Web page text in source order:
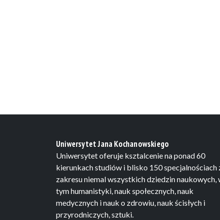
Uniwersytet Jana Kochanowskiego
Uniwersytet oferuje ksztalcenie na ponad 60
kierunkach studiów i blisko 150 specjalnościach
zakresu niemal wszystkich dziedzin naukowych,
tym humanistyki, nauk społecznych, nauk
medycznych i nauk o zdrowiu, nauk ścisłych i
przyrodniczych, sztuki.